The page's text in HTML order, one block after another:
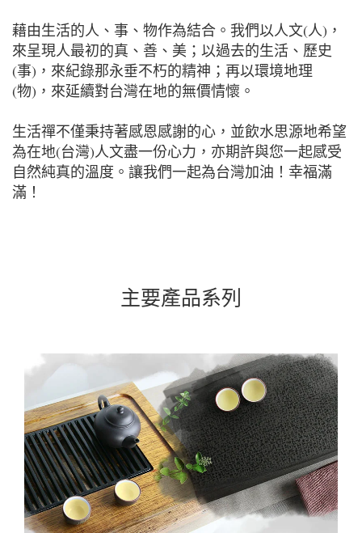
藉由生活的人、事、物作為結合。我們以人文(人)，
來呈現人最初的真、善、美；以過去的生活、歷史
(事)，來紀錄那永垂不朽的精神；再以環境地理
(物)，來延續對台灣在地的無價情懷。
生活禪不僅秉持著感恩感謝的心，並飲水思源地希望
為在地(台灣)人文盡一份心力，亦期許與您一起感受
自然純真的溫度。讓我們一起為台灣加油！幸福滿
滿！
主要產品系列